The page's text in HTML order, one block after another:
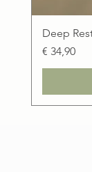
Deep
Preis
€ 34,90